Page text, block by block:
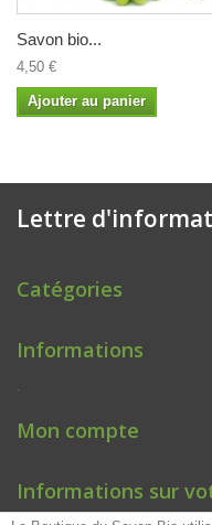
Savon bio...
4,50 €
Ajouter au panier
Lettre
Catégories
Informations
.
Mon compte
Informations sur